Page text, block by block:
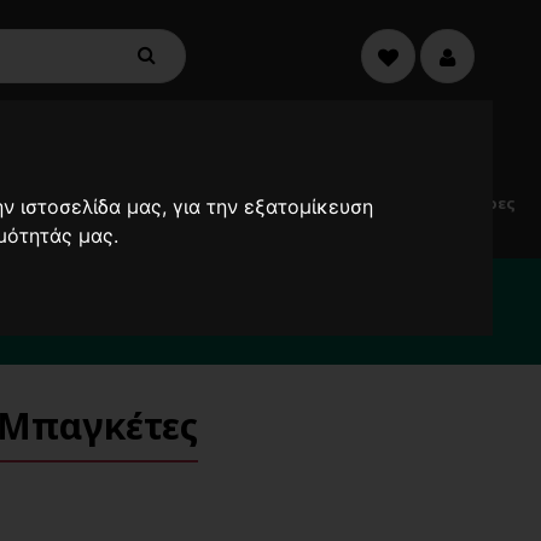
ιστοσελίδα μας, για την εξατομίκευση
μας.
Electric
Scooters
Μικροσυσκευές Προσφορές Ανεμιστήρες